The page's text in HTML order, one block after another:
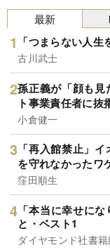
最新
「つまらない人
古川武士
孫正義が「顔も見
ト事業責任者に抜
小倉健一
「再入館禁止」
を守れなかったワ
窪田順生
「本当に幸せに
と・ベスト1
ダイヤモンド社書